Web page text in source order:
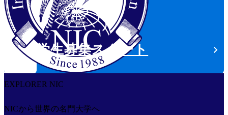
学位取得への道を、ここから切り拓こう。
学生募集スタート
EXPLORER NIC
NICから世界の名門大学へ